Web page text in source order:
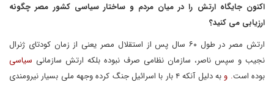
اکنون جایگاه ارتش را در میان مردم و ساختار سیاسی کشور مصر چگونه
ارزیابی می کنید؟
ارتش مصر در طول ۶۰ سال پس از استقلال مصر یعنی از زمان کودتای ژنرال
نجیب و سپس ناصر، سازمان نظامی صرف نبوده بلکه ارتش سازمانی سیاسی
بوده است. و
به دلیل آنکه ۴ بار با اسرائیل جنگ کرده وجهه ملی بسیار نیرومندی